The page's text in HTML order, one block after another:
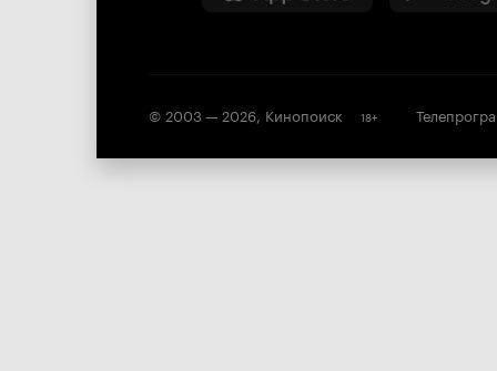
© 2003 — 2026, Кинопоиск 18+